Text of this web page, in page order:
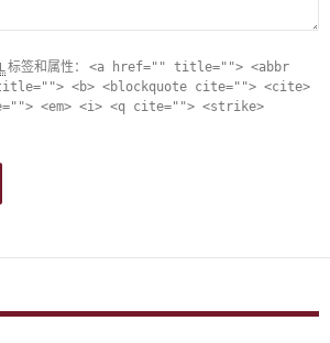
标签和属性： <a href="" title=""> <abbr
<b> <blockquote cite=""> <cite>
<em> <i> <q cite=""> <strike>